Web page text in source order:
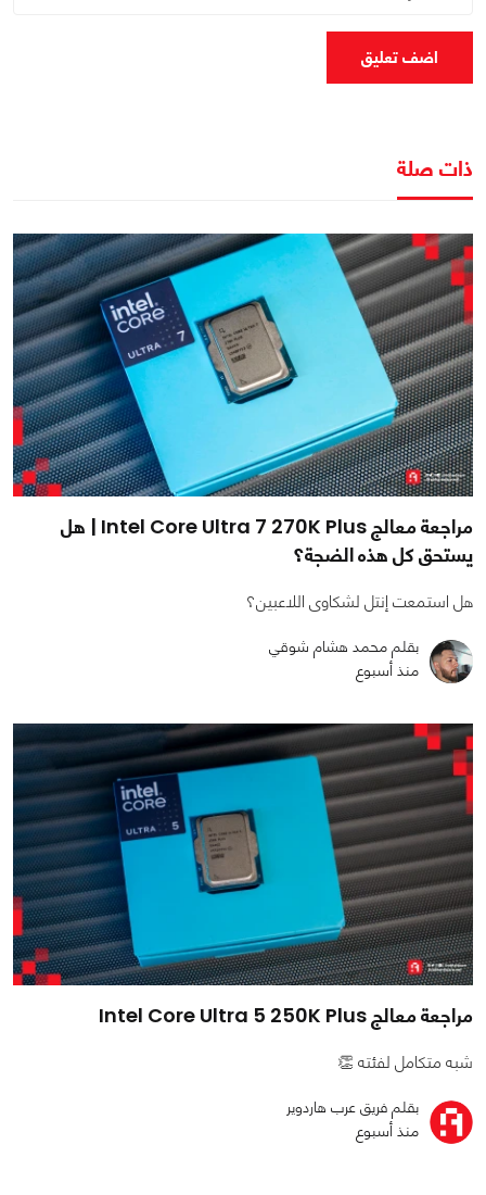
اضف تعليق
ذات صلة
مراجعة معالج Intel Core Ultra 7 270K Plus | هل
يستحق كل هذه الضجة؟
هل استمعت إنتل لشكاوى اللاعبين؟
بقلم محمد هشام شوقي
منذ أسبوع
مراجعة معالج Intel Core Ultra 5 250K Plus
شبه متكامل لفئته 👏
بقلم فريق عرب هاردوير
منذ أسبوع